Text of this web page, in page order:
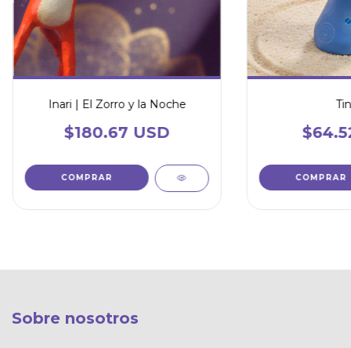
Inari | El Zorro y la Noche
$180.67 USD
Sobre nosotros